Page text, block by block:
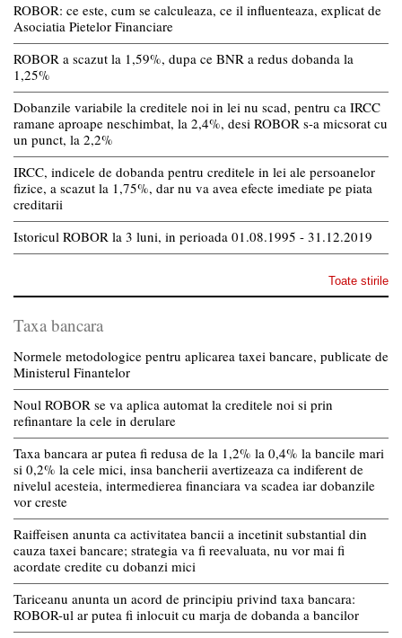
ROBOR: ce este, cum se calculeaza, ce il influenteaza, explicat de
Asociatia Pietelor Financiare
ROBOR a scazut la 1,59%, dupa ce BNR a redus dobanda la
1,25%
Dobanzile variabile la creditele noi in lei nu scad, pentru ca IRCC
ramane aproape neschimbat, la 2,4%, desi ROBOR s-a micsorat cu
un punct, la 2,2%
IRCC, indicele de dobanda pentru creditele in lei ale persoanelor
fizice, a scazut la 1,75%, dar nu va avea efecte imediate pe piata
creditarii
Istoricul ROBOR la 3 luni, in perioada 01.08.1995 - 31.12.2019
Toate stirile
Taxa bancara
Normele metodologice pentru aplicarea taxei bancare, publicate de
Ministerul Finantelor
Noul ROBOR se va aplica automat la creditele noi si prin
refinantare la cele in derulare
Taxa bancara ar putea fi redusa de la 1,2% la 0,4% la bancile mari
si 0,2% la cele mici, insa bancherii avertizeaza ca indiferent de
nivelul acesteia, intermedierea financiara va scadea iar dobanzile
vor creste
Raiffeisen anunta ca activitatea bancii a incetinit substantial din
cauza taxei bancare; strategia va fi reevaluata, nu vor mai fi
acordate credite cu dobanzi mici
Tariceanu anunta un acord de principiu privind taxa bancara:
ROBOR-ul ar putea fi inlocuit cu marja de dobanda a bancilor